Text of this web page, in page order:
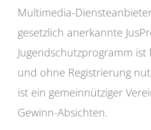
Multimedia-Diensteanbieter
gesetzlich anerkannte
Jugendschutzprogramm
und ohne Registrierung
ist ein gemeinnütziger
Gewinn-Absichten.